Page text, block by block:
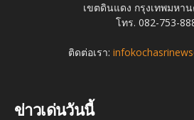
เขตดินแดง กรุงเทพมหา
โทร. 082-753-
ติดต่อเรา:
ข่าวเด่นวันนี้